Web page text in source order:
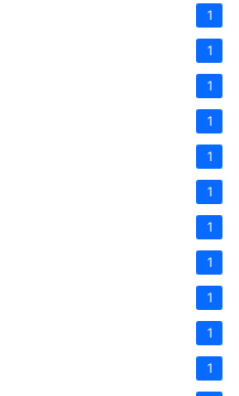
1
1
1
1
1
1
1
1
1
1
1